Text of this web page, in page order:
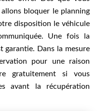
bloquer le planning
disposition le véhicule
Une fois la
garantie. Dans la mesure
pour une raison
gratuitement si vous
avant la récupération